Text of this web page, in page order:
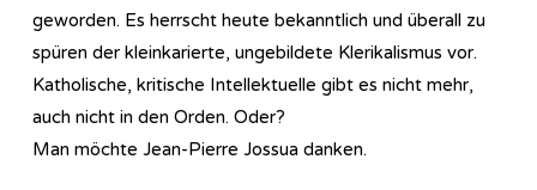
geworden. Es herrscht heute bekanntlich und überall zu
spüren der kleinkarierte, ungebildete Klerikalismus vor.
Katholische, kritische Intellektuelle gibt es nicht mehr,
auch nicht in den Orden. Oder?
Man möchte Jean-Pierre Jossua danken.